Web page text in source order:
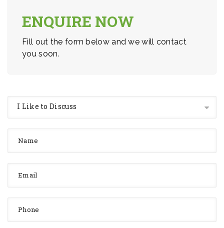
ENQUIRE NOW
Fill out the form below and we will contact
you soon.
I Like to Discuss